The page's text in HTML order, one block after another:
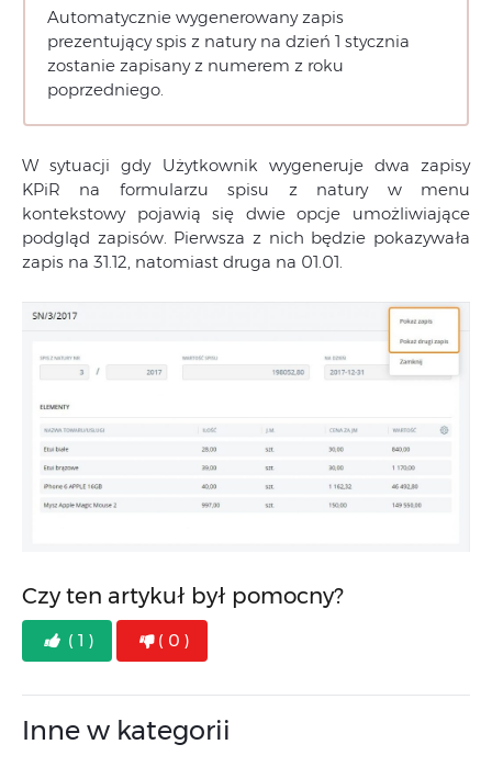
Automatycznie wygenerowany zapis
prezentujący spis z natury na dzień 1 stycznia
zostanie zapisany z numerem z roku
poprzedniego.
W sytuacji gdy Użytkownik wygeneruje dwa zapisy
KPiR na formularzu spisu z natury w menu
kontekstowy pojawią się dwie opcje umożliwiające
podgląd zapisów. Pierwsza z nich będzie pokazywała
zapis na 31.12, natomiast druga na 01.01.
Czy ten artykuł był pomocny?
( 1 ) ( 0 )
Inne w kategorii